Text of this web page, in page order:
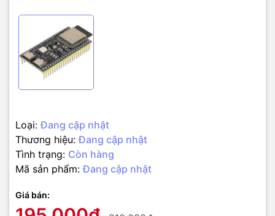
Loại: Đang cập nhật
Thương hiệu: Đang cập nhật
Tình trạng: Còn hàng
Mã sản phẩm: Đang cập nhật
Giá bán: